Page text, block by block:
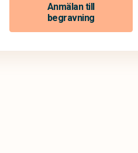
Anmälan till
begravning